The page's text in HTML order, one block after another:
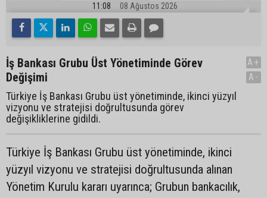
11:08 08 Ağustos 2026
İş Bankası Grubu Üst Yönetiminde Görev
Değişimi
Türkiye İş Bankası Grubu üst yönetiminde, ikinci yüzyıl
vizyonu ve stratejisi doğrultusunda görev
değişikliklerine gidildi.
A+
A-
Türkiye İş Bankası Grubu üst yönetiminde, ikinci
yüzyıl vizyonu ve stratejisi doğrultusunda alınan
Yönetim Kurulu kararı uyarınca; Grubun bankacılık,